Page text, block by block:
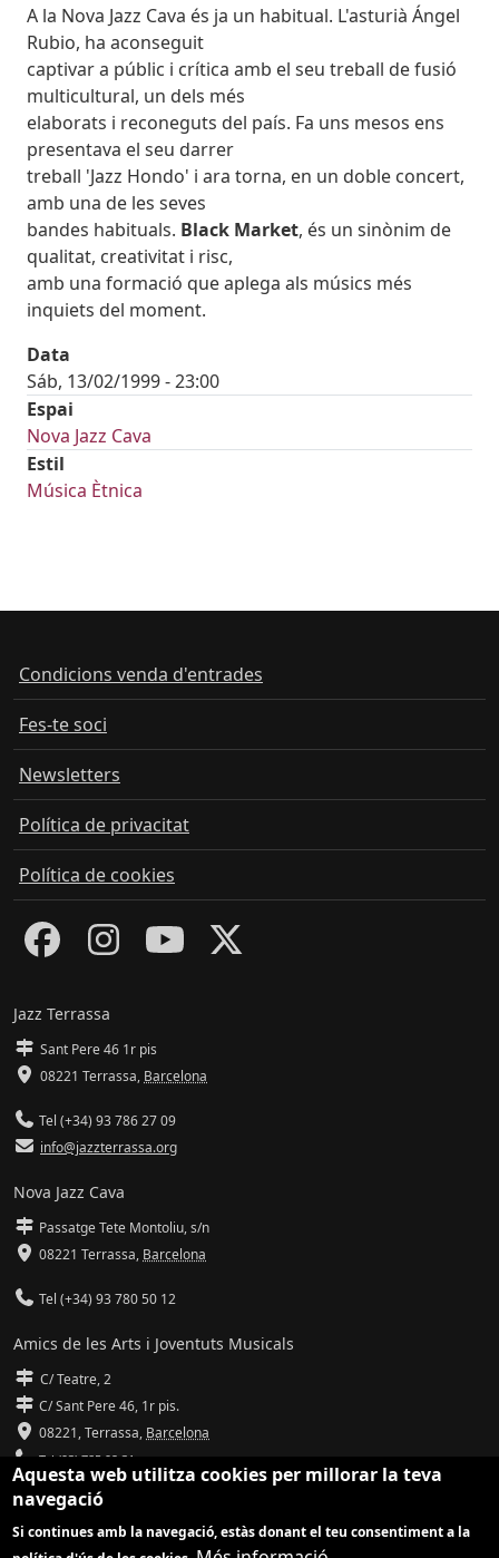
Body
A la Nova Jazz Cava és ja un habitual. L'asturià Ángel
Rubio, ha aconseguit
captivar a públic i crítica amb el seu treball de fusió
multicultural, un dels més
elaborats i reconeguts del país. Fa uns mesos ens
presentava el seu darrer
treball 'Jazz Hondo' i ara torna, en un doble concert,
amb una de les seves
bandes habituals. Black Market, és un sinònim de
qualitat, creativitat i risc,
amb una formació que aplega als músics més
inquiets del moment.
Data
Sáb, 13/02/1999 - 23:00
Espai
Nova Jazz Cava
Estil
Música Ètnica
Condicions venda d'entrades
Fes-te soci
Newsletters
Política de privacitat
Política de cookies
Jazz Terrassa
Sant Pere 46 1r pis
08221 Terrassa, Barcelona
Tel (+34) 93 786 27 09
info@jazzterrassa.org
Nova Jazz Cava
Passatge Tete Montoliu, s/n
08221 Terrassa, Barcelona
Tel (+34) 93 780 50 12
Amics de les Arts i Joventuts Musicals
C/ Teatre, 2
C/ Sant Pere 46, 1r pis.
08221,Terrassa, Barcelona
Tel (93) 785 92 31
info@amicsdelesarts-jjmm.cat
www.amicsdelesarts-jjmm.cat
Aquesta web utilitza cookies per millorar la teva
navegació
Si continues amb la navegació, estàs donant el teu consentiment a la